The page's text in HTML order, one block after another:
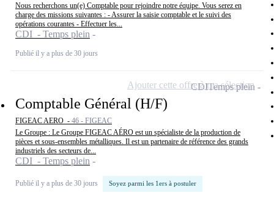
Nous recherchons un(e) Comptable pour rejoindre notre équipe. Vous serez en
charge des missions suivantes : - Assurer la saisie comptable et le suivi des
opérations courantes - Effectuer les...
CDI - Temps plein
Publié il y a plus de 30 jours
Comptable Général (H/F)
FIGEAC AERO - 46 - FIGEAC
Le Groupe : Le Groupe FIGEAC AÉRO est un spécialiste de la production de
pièces et sous-ensembles métalliques. Il est un partenaire de référence des grands
industriels des secteurs de...
CDI - Temps plein
Publié il y a plus de 30 jours Soyez parmi les 1ers à postuler
CDITemps plein
Ajouter cette offre à ma sélection